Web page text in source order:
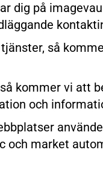
dig på
så
kommer vi att
och
och market